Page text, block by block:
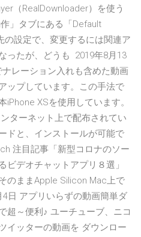
（RealDownloader）を使う
」タブにある「Default
設定で、変更するには関連ア
ったが、どうも 2019年8月13
レーション入れも含めた動画
ップしています。この手法で
iPhone XSを使用しています。
ターネット上で配布されてい
ドと、インストールが可能で
注目記事「新型コロナのソー
ビデオチャットアプリ８選」
のままApple Silicon Mac上で
日 アプリいらずの動画簡単ダ
超～便利♪ ユーチューブ、ニコ
イッターの動画を ダウンロー